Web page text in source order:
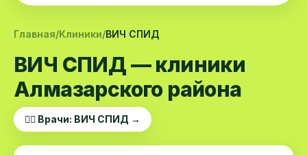
Главная/Клиники/ВИЧ СПИД
ВИЧ СПИД — клиники
Алмазарского района
👨‍⚕️ Врачи: ВИЧ СПИД →